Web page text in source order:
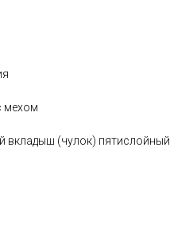
мехом
вкладыш (чулок) пятислойный